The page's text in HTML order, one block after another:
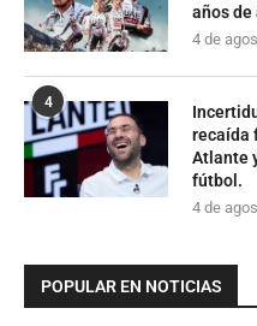
años de
4 de
4
recaída
Atlante
fútbol.
4 de
POPULAR EN NOTICIAS